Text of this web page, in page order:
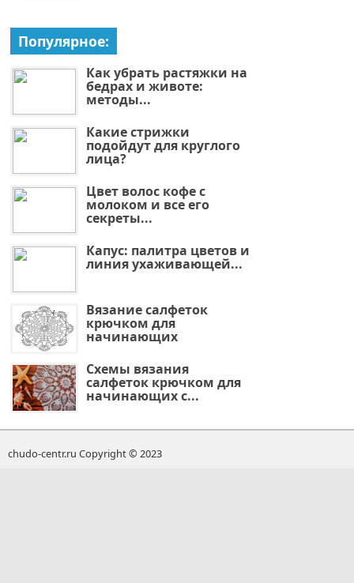
Популярное:
Как убрать растяжки на
бедрах и животе:
методы...
Какие стрижки
подойдут для круглого
лица?
Цвет волос кофе с
молоком и все его
секреты...
Капус: палитра цветов и
линия ухаживающей...
Вязание салфеток
крючком для
начинающих
Схемы вязания
салфеток крючком для
начинающих с...
chudo-centr.ru Copyright © 2023